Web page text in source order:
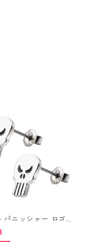
パニッシャー ロゴス
ス シルバー MARV